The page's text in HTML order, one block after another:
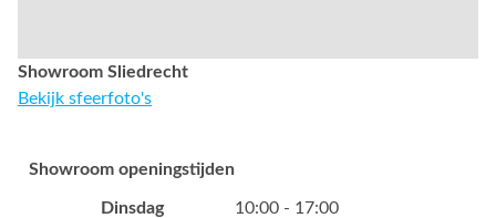
Showroom Sliedrecht
Bekijk sfeerfoto's
Showroom openingstijden
Dinsdag
10:00 - 17:00